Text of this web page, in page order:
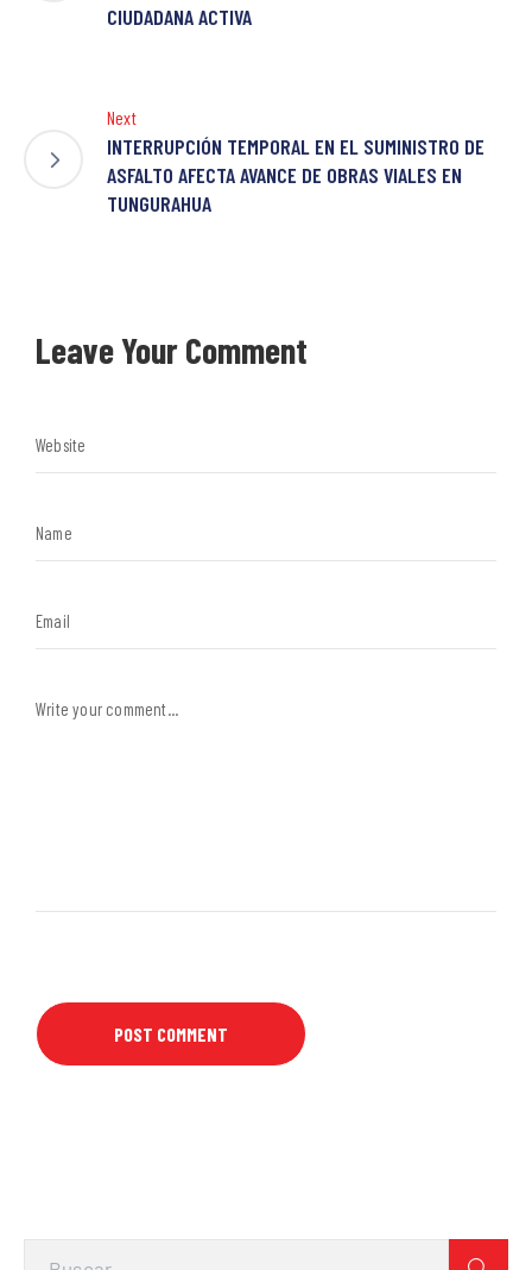
CIUDADANA ACTIVA
Next
INTERRUPCIÓN TEMPORAL EN EL SUMINISTRO DE
ASFALTO AFECTA AVANCE DE OBRAS VIALES EN
TUNGURAHUA
Leave Your Comment